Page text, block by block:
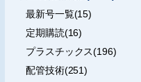
最新号一覧(15)
定期購読(16)
プラスチックス(196)
配管技術(251)